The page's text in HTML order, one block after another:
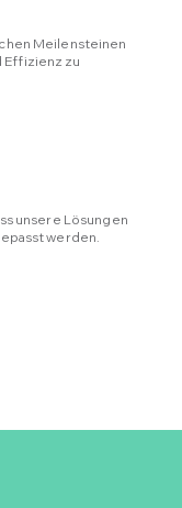
Meilensteinen
Effizienz zu
unsere Lösungen
werden.